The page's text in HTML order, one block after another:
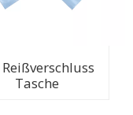
Tasche